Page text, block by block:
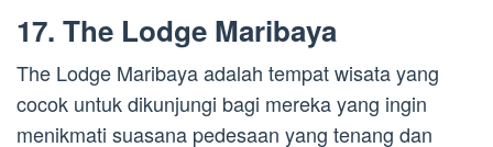
17. The Lodge Maribaya
The Lodge Maribaya adalah tempat wisata yang
cocok untuk dikunjungi bagi mereka yang ingin
menikmati suasana pedesaan yang tenang dan